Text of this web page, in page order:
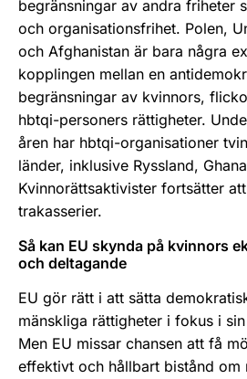
begränsningar av andra friheter
och organisationsfrihet. Polen,
och Afghanistan är bara några
kopplingen mellan en
begränsningar av kvinnors,
hbtqi-personers rättigheter.
åren har hbtqi-organisationer
länder, inklusive Ryssland,
Kvinnorättsaktivister fortsätter
trakasserier.
Så kan EU skynda på kvinnors
och deltagande
EU gör rätt i att sätta
mänskliga rättigheter i fokus i
Men EU missar chansen att få
effektivt och hållbart bistånd om